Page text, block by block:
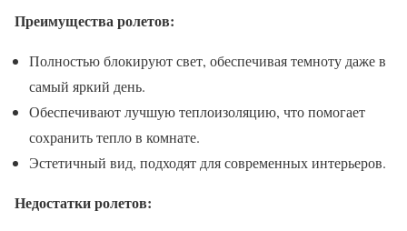
Преимущества ролетов:
Полностью блокируют свет, обеспечивая темноту даже в
самый яркий день.
Обеспечивают лучшую теплоизоляцию, что помогает
сохранить тепло в комнате.
Эстетичный вид, подходят для современных интерьеров.
Недостатки ролетов: